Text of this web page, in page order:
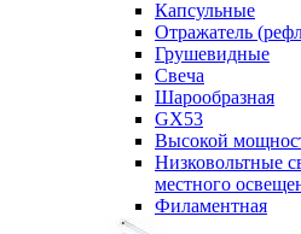
Капсульные
Отражатель
Грушевидные
Свеча
Шарообразная
GX53
Высокой
Низковольтные
местного
Филаментная